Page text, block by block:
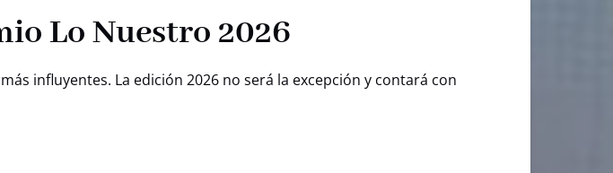
Lo Nuestro 2026
influyentes. La edición 2026 no será la excepción y contará con